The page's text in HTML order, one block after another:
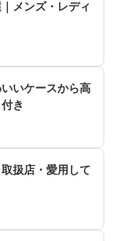
メンズ・レディ
いケースから高
き
扱店・愛用して